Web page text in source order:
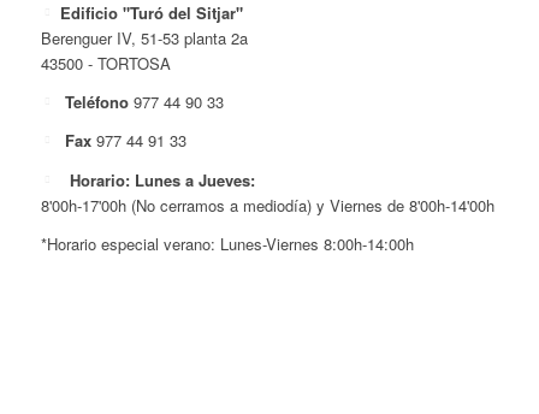
Edificio "Turó del Sitjar"
Berenguer IV, 51-53 planta 2a
43500 - TORTOSA
Teléfono 977 44 90 33
Fax 977 44 91 33
Horario: Lunes a Jueves:
8'00h-17'00h (No cerramos a mediodía) y Viernes de 8'00h-14'00h
*Horario especial verano: Lunes-Viernes 8:00h-14:00h